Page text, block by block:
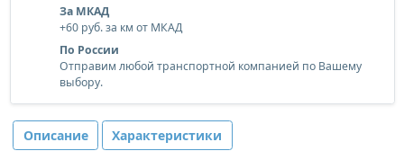
За МКАД
+60 руб. за км от МКАД
По России
Отправим любой транспортной компанией по Вашему
выбору.
Описание Характеристики